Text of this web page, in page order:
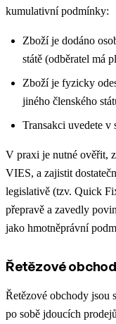
kumulativní podmínky:
Zboží je dodáno
státě (odběratel má
Zboží je fyzicky
jiného členského
Transakci uvedete v
V praxi je nutné ověřit,
VIES, a zajistit
legislativě (tzv. Quick
přepravě a zavedly
jako hmotněprávní
Řetězové
Řetězové obchody jsou
po sobě jdoucích